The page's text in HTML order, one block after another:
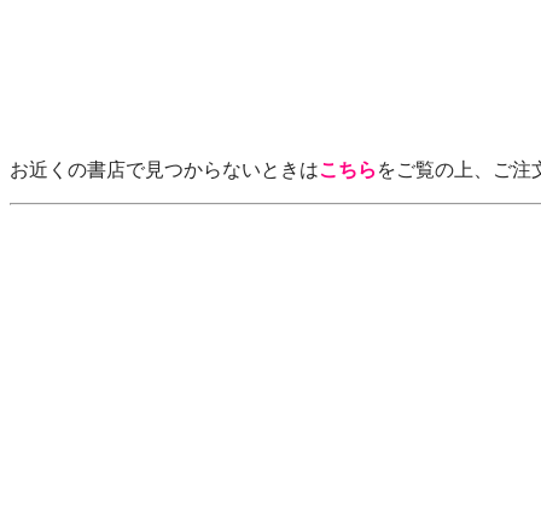
お近くの書店で見つからないときはこちら をご覧の上、ご注